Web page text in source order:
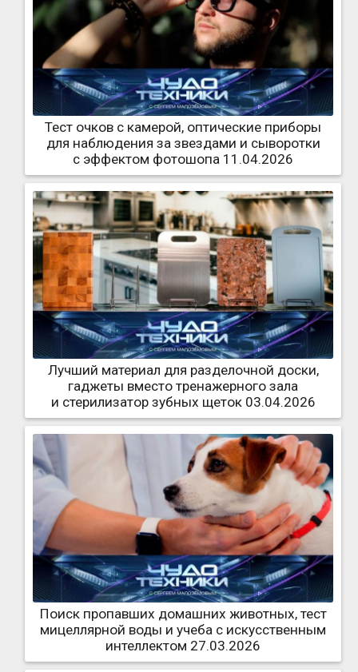
Тест очков с камерой, оптические приборы
для наблюдения за звездами и сыворотки
с эффектом фотошопа 11.04.2026
Лучший материал для разделочной доски,
гаджеты вместо тренажерного зала
и стерилизатор зубных щеток 03.04.2026
Поиск пропавших домашних животных, тест
мицеллярной воды и учеба с искусственным
интеллектом 27.03.2026